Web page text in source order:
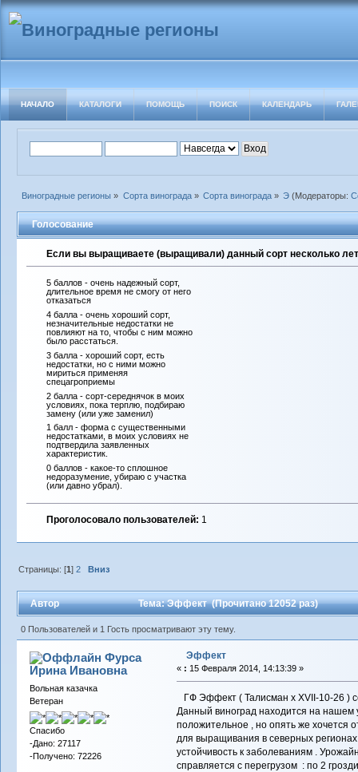
НАЧАЛО КАТАЛОГИ ПОМОЩЬ ПОИСК КАЛЕНДАРЬ
Виноградные регионы » Сорта винограда» Сорта винограда» Э (Модераторы:
Голосование
Если вы выращиваете (выращивали) данный сорт несколько
5 баллов - очень надежный сорт,
длительное время не смогу от него
отказаться
4 балла - очень хороший сорт,
незначительные недостатки не
повлияют на то, чтобы с ним можно
было расстаться.
3 балла - хороший сорт, есть
недостатки, но с ними можно
мириться применяя
спецагроприемы
2 балла - сорт-середнячок в моих
условиях, пока терплю, подбираю
замену (или уже заменил)
1 балл - форма с существенными
недостатками, в моих условиях не
подтвердила заявленных
характеристик.
0 баллов - какое-то сплошное
недоразумение, убираю с участка
(или давно убрал).
Проголосовало пользователей: 1
Страницы: [1]2 Вниз
Автор Тема: Эффект (Прочитано 12052 раз)
0 Пользователей и 1 Гость просматривают эту тему.
Фурса
Ирина Ивановна
Вольная казачка
Ветеран
Спасибо
-Дано: 27117
-Получено: 72226
Эффект
« : 15 Февраля 2014, 14:13:39 »
ГФ Эффект ( Талисман х XVII-10-26 )
Данный виноград находится на нашем
положительное , но опять же хочется
для выращивания в северных
устойчивость к заболеваниям .
справляется с перегрузом : по 2